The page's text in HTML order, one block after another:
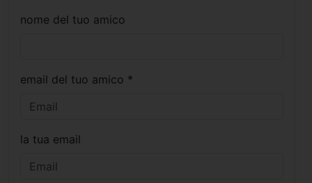
nome del tuo amico
email del tuo amico *
la tua email